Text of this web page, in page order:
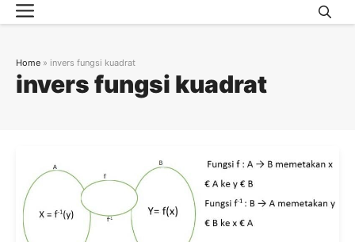
Skip
to
Menu
invers fungsi kuadrat
Home » invers fungsi kuadrat